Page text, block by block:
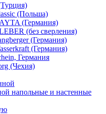
(Польша)
(Германия)
(без сверления)
(Германия)
(Германия)
Германия
(Чехия)
напольные и настенные